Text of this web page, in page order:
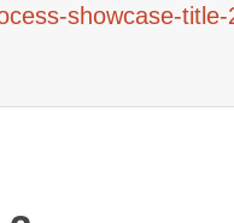
showcase-title-